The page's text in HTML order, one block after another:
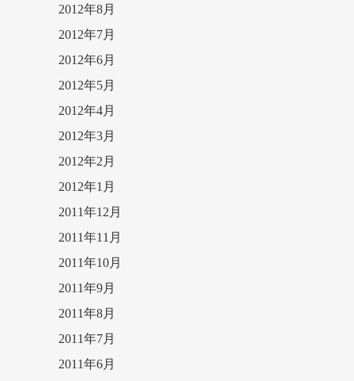
2012年8月
2012年7月
2012年6月
2012年5月
2012年4月
2012年3月
2012年2月
2012年1月
2011年12月
2011年11月
2011年10月
2011年9月
2011年8月
2011年7月
2011年6月